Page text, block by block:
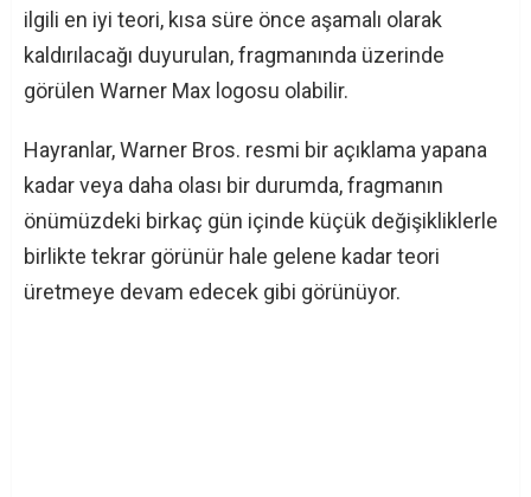
ilgili en iyi teori, kısa süre önce aşamalı olarak
kaldırılacağı duyurulan, fragmanında üzerinde
görülen Warner Max logosu olabilir.
Hayranlar, Warner Bros. resmi bir açıklama yapana
kadar veya daha olası bir durumda, fragmanın
önümüzdeki birkaç gün içinde küçük değişikliklerle
birlikte tekrar görünür hale gelene kadar teori
üretmeye devam edecek gibi görünüyor.